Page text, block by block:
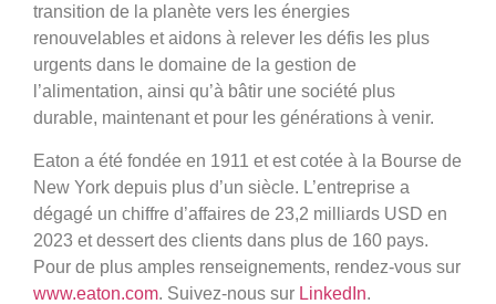
transition de la planète vers les énergies
renouvelables et aidons à relever les défis les plus
urgents dans le domaine de la gestion de
l’alimentation, ainsi qu’à bâtir une société plus
durable, maintenant et pour les générations à venir.
Eaton a été fondée en 1911 et est cotée à la Bourse de
New York depuis plus d’un siècle. L’entreprise a
dégagé un chiffre d’affaires de 23,2 milliards USD en
2023 et dessert des clients dans plus de 160 pays.
Pour de plus amples renseignements, rendez-vous sur
www.eaton.com. Suivez-nous sur LinkedIn.